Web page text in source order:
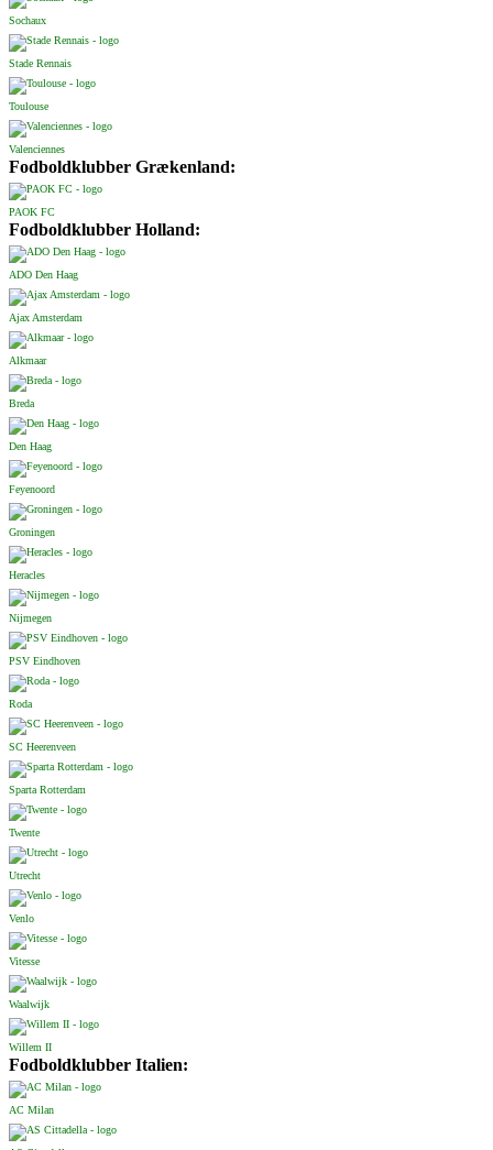
Sochaux
Stade Rennais
Toulouse
Valenciennes
Fodboldklubber Grækenland:
PAOK FC
Fodboldklubber Holland:
ADO Den Haag
Ajax Amsterdam
Alkmaar
Breda
Den Haag
Feyenoord
Groningen
Heracles
Nijmegen
PSV Eindhoven
Roda
SC Heerenveen
Sparta Rotterdam
Twente
Utrecht
Venlo
Vitesse
Waalwijk
Willem II
Fodboldklubber Italien:
AC Milan